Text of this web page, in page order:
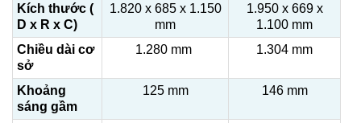
Kích thước (
D x R x C)
1.820 x 685 x 1.150
mm
1.950 x 669 x
1.100 mm
Chiều dài cơ
sở
1.280 mm 1.304 mm
Khoảng
sáng gầm
125 mm 146 mm